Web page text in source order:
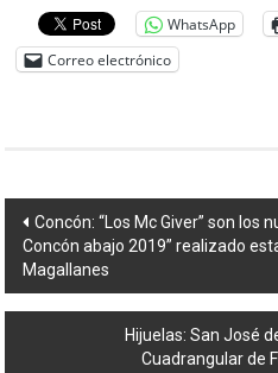
WhatsApp
Correo electrónico
Navegación
de
entradas
Concón: “Los Mc Giver” son los
Concón abajo 2019” realizado
Magallanes
Hijuelas: San José
Cuadrangular de